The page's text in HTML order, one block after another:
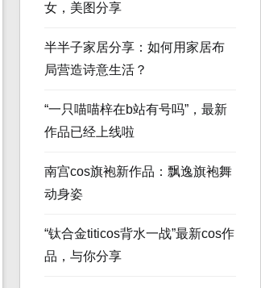
女，美图分享
半半子家居分享：如何用家居布
局营造诗意生活？
“一只喵喵梓在b站有号吗”，最新
作品已经上线啦
南宫cos旗袍新作品：飘逸旗袍舞
动身姿
“钛合金titicos背水一战”最新cos作
品，与你分享